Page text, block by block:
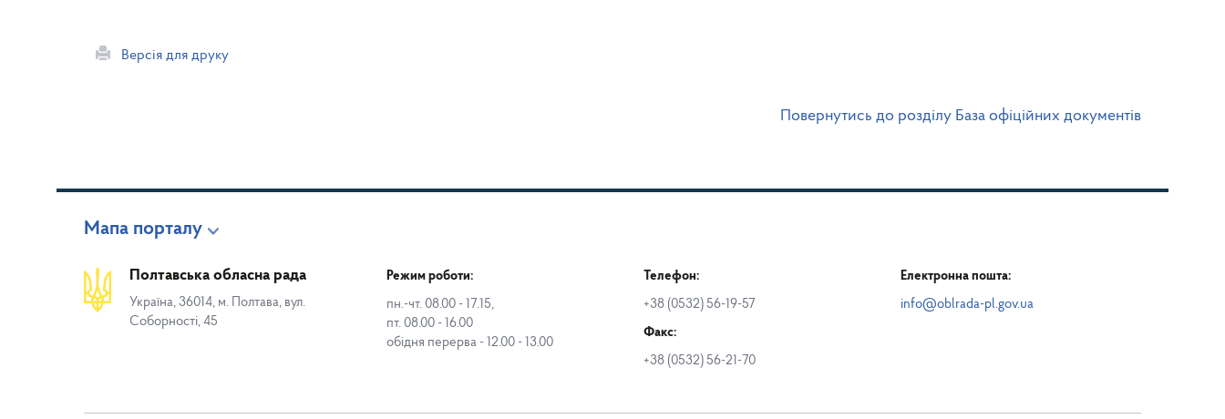
Версія для друку
Повернутись до розділу База офіційних документів
Мапа порталу
Полтавська обласна рада
Україна, 36014, м. Полтава, вул.
Соборності, 45
Режим роботи:
пн.-чт. 08.00 - 17.15,
пт. 08.00 - 16.00
обідня перерва - 12.00 - 13.00
Телефон:
+38 (0532) 56-19-57
Факс:
+38 (0532) 56-21-70
Електронна пошта:
info@oblrada-pl.gov.ua